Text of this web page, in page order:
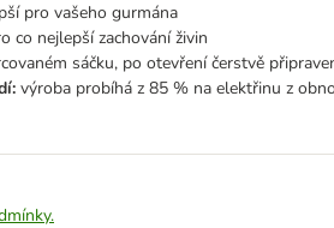
pro vašeho gurmána
co nejlepší zachování živin
sáčku, po otevření čerstvě
výroba probíhá z 85 % na elektřinu z